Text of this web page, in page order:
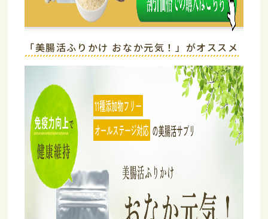
「美腸活ふりかけ おなか元気！」がオススメ